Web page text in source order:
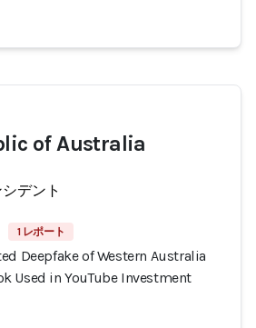
of Australia
デント
1 レポート
Deepfake of Western Australia
Used in YouTube Investment